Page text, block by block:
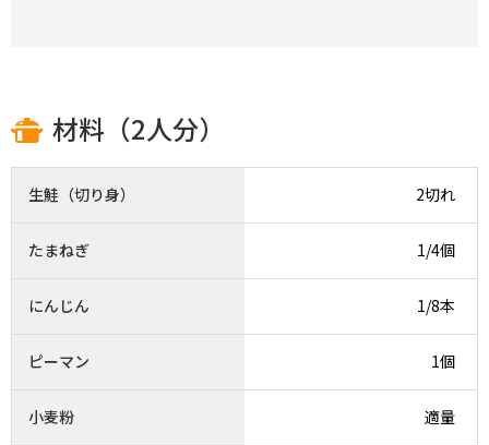
材料（2人分）
生鮭（切り身） 2切れ
たまねぎ 1/4個
にんじん 1/8本
ピーマン 1個
小麦粉 適量